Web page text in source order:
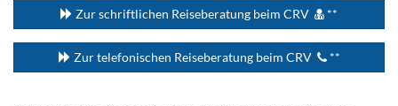
Zur schriftlichen Reiseberatung beim CRV **
Zur telefonischen Reiseberatung beim CRV **